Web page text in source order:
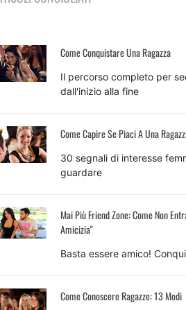
Come Conquistare Una Ragazza
Il percorso completo per
dall'inizio alla fine
Come Capire Se Piaci A Una
30 segnali di interesse
guardare
Mai Più Friend Zone: Come Non
Amicizia"
Basta essere amico!
Come Conoscere Ragazze: 13 Modi